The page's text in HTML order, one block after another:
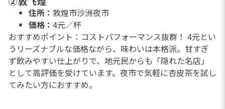
住所： 敦煌市沙洲夜市
価格： 4元／杯
おすすめポイント：コストパフォーマンス抜群！ 4元とい
うリーズナブルな価格ながら、味わいは本格派。甘すぎ
ず飲みやすい仕上がりで、地元民からも「隠れた名店」
として高評価を受けています。夜市で気軽に杏皮茶を試し
てみたい方におすすめ。